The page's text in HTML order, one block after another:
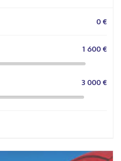
0 €
1 600 €
3 000 €